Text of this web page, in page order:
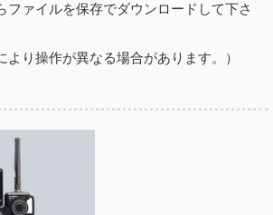
ァイルを保存でダウンロードして下さ
より操作が異なる場合があります。）